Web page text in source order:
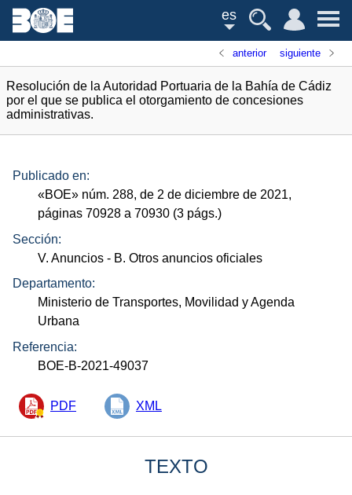
es
anterior siguiente
Resolución de la Autoridad Portuaria de la Bahía de Cádiz
por el que se publica el otorgamiento de concesiones
administrativas.
Publicado en:
«BOE» núm. 288, de 2 de diciembre de 2021,
páginas 70928 a 70930 (3 págs.)
Sección:
V. Anuncios - B. Otros anuncios oficiales
Departamento:
Ministerio de Transportes, Movilidad y Agenda
Urbana
Referencia:
BOE-B-2021-49037
PDF XML
TEXTO